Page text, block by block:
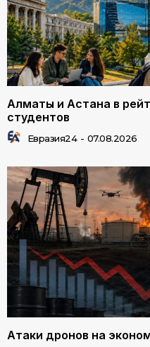
Алматы и Астана в
студентов
Евразия24 - 07.08.2026
Атаки дронов на